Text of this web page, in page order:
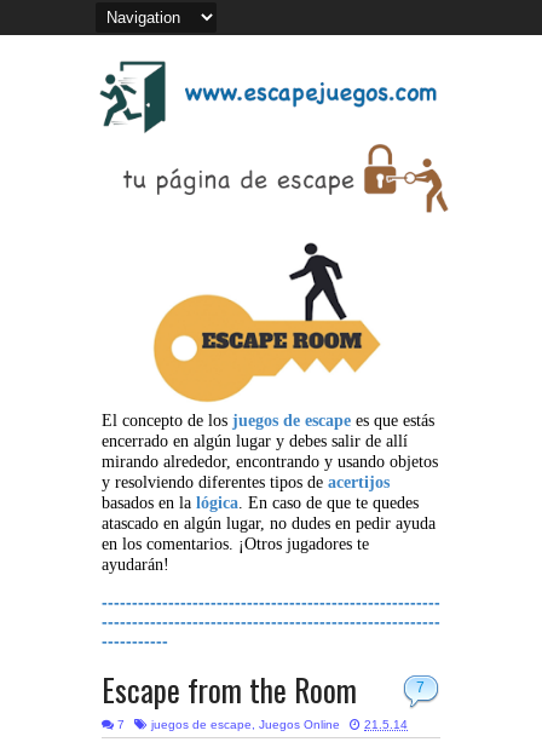
El concepto de los juegos de escape es que estás
encerrado en algún lugar y debes salir de allí
mirando alrededor, encontrando y usando objetos
y resolviendo diferentes tipos de acertijos
basados en la lógica. En caso de que te quedes
atascado en algún lugar, no dudes en pedir ayuda
en los comentarios. ¡Otros jugadores te
ayudarán!
--------------------------------------------------------
--------------------------------------------------------
-----------
7
Escape from the Room
7 juegos de escape, Juegos Online 21.5.14